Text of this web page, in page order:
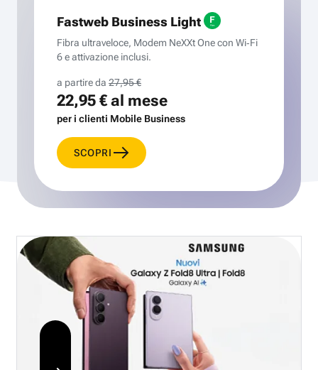
Fastweb Business Light
Fibra ultraveloce, Modem NeXXt One con Wi‑Fi
6 e attivazione inclusi.
a partire da 27,95 €
22,95 €al mese
per i clienti Mobile Business
SCOPRI